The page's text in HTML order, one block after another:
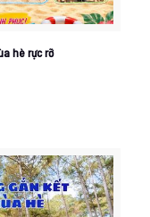
hè rực rỡ